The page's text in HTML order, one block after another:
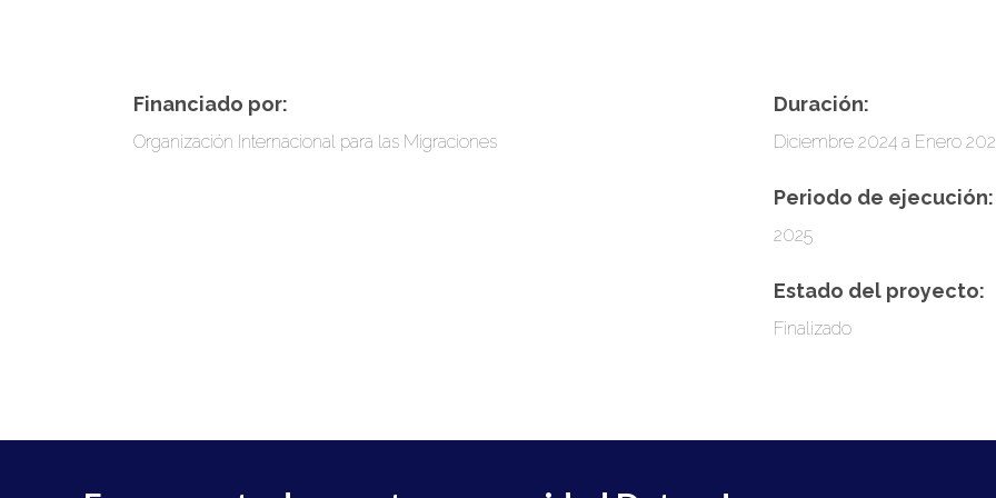
Financiado por:
Organización Internacional para las Migraciones
Duración:
Diciembre 2024 a Enero
Periodo de ejecución:
2025
Estado del proyecto:
Finalizado